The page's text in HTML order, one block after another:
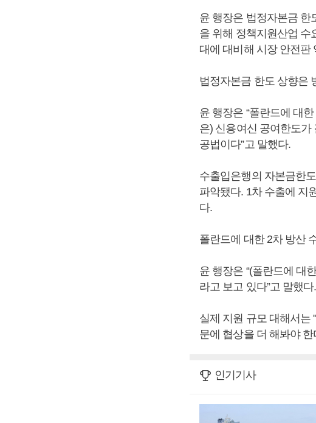
윤 행장은 법정자본금 한
을 위해 정책지원산업 수
대에 대비해 시장 안전판
법정자본금 한도 상향은
윤 행장은 “폴란드에 대
은) 신용여신 공여한도
공법이다”고 말했다.
수출입은행의 자본금한
파악됐다. 1차 수출에 지
다.
폴란드에 대한 2차 방산
윤 행장은 “(폴란드에 대
라고 보고 있다”고 말했다.
실제 지원 규모 대해서는
문에 협상을 더 해봐야
인기기사